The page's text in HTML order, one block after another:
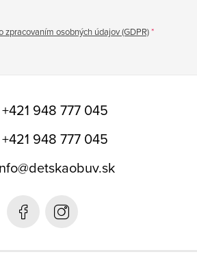
zpracovaním osobných údajov (GDPR)
+421 948 777 045
+421 948 777 045
@detskaobuv.sk